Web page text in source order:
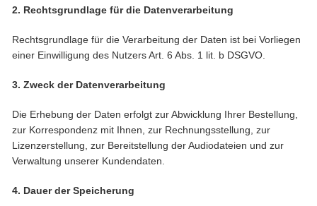
2. Rechtsgrundlage für die Datenverarbeitung
Rechtsgrundlage für die Verarbeitung der Daten ist bei Vorliegen
einer Einwilligung des Nutzers Art. 6 Abs. 1 lit. b DSGVO.
3. Zweck der Datenverarbeitung
Die Erhebung der Daten erfolgt zur Abwicklung Ihrer Bestellung,
zur Korrespondenz mit Ihnen, zur Rechnungsstellung, zur
Lizenzerstellung, zur Bereitstellung der Audiodateien und zur
Verwaltung unserer Kundendaten.
4. Dauer der Speicherung